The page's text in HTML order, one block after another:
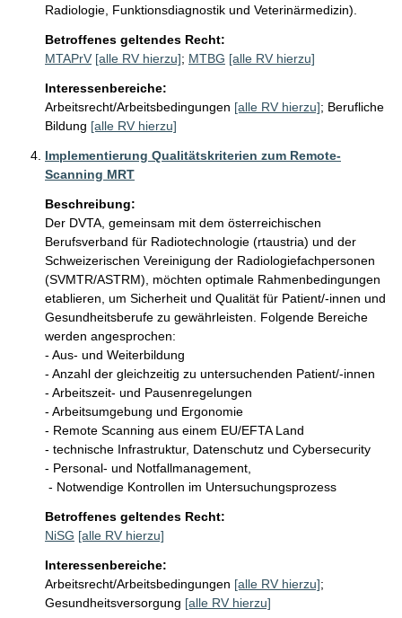
Radiologie, Funktionsdiagnostik und Veterinärmedizin).
Betroffenes geltendes Recht:
MTAPrV [alle RV hierzu]; MTBG [alle RV hierzu]
Interessenbereiche:
Arbeitsrecht/Arbeitsbedingungen [alle RV hierzu]; Berufliche
Bildung [alle RV hierzu]
Implementierung Qualitätskriterien zum Remote-
Scanning MRT
Beschreibung:
Der DVTA, gemeinsam mit dem österreichischen
Berufsverband für Radiotechnologie (rtaustria) und der
Schweizerischen Vereinigung der Radiologiefachpersonen
(SVMTR/ASTRM), möchten optimale Rahmenbedingungen
etablieren, um Sicherheit und Qualität für Patient/-innen und
Gesundheitsberufe zu gewährleisten. Folgende Bereiche
werden angesprochen:
- Aus- und Weiterbildung
- Anzahl der gleichzeitig zu untersuchenden Patient/-innen
- Arbeitszeit- und Pausenregelungen
- Arbeitsumgebung und Ergonomie
- Remote Scanning aus einem EU/EFTA Land
- technische Infrastruktur, Datenschutz und Cybersecurity
- Personal- und Notfallmanagement,
- Notwendige Kontrollen im Untersuchungsprozess
Betroffenes geltendes Recht:
NiSG [alle RV hierzu]
Interessenbereiche:
Arbeitsrecht/Arbeitsbedingungen [alle RV hierzu];
Gesundheitsversorgung [alle RV hierzu]